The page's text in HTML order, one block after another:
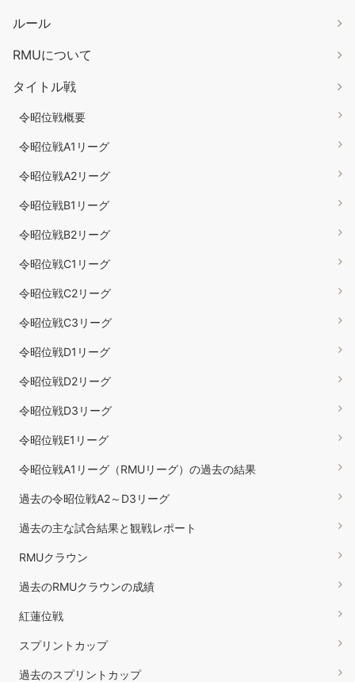
ルール
RMUについて
タイトル戦
令昭位戦概要
令昭位戦A1リーグ
令昭位戦A2リーグ
令昭位戦B1リーグ
令昭位戦B2リーグ
令昭位戦C1リーグ
令昭位戦C2リーグ
令昭位戦C3リーグ
令昭位戦D1リーグ
令昭位戦D2リーグ
令昭位戦D3リーグ
令昭位戦E1リーグ
令昭位戦A1リーグ（RMUリーグ）の過去の結果
過去の令昭位戦A2～D3リーグ
過去の主な試合結果と観戦レポート
RMUクラウン
過去のRMUクラウンの成績
紅蓮位戦
スプリントカップ
過去のスプリントカップ